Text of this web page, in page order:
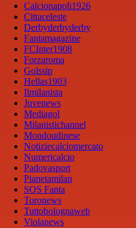
Calcionapoli1926
Cittaceleste
Derbyderbyderby
Fantamagazine
FCInter1908
Forzaroma
Golssip
Hellas1903
Ilmilanista
Juvenews
Mediagol
Milanistichannel
Mondoudinese
Notiziecalciomercato
Numericalcio
Padovasport
Pianetamilan
SOS Fanta
Toronews
Tuttobolognaweb
Violanews